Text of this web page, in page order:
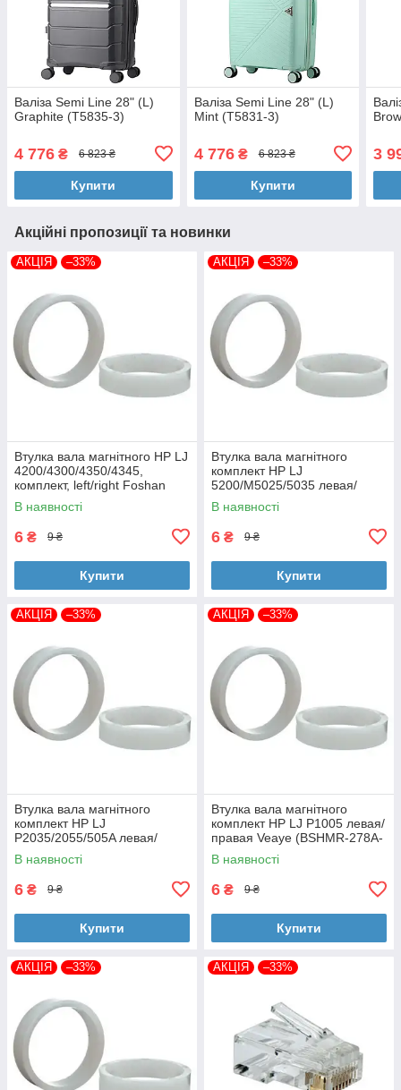
Валіза Semi Line 28" (L)
Graphite (T5835-3)
4 776 ₴ 6 823 ₴
Купити
Валіза Semi Line 28" (L)
Mint (T5831-3)
4 776₴ 6 823 ₴
Купити
3
Акційні пропозиції та новинки
АКЦІЯ –33%
Втулка вала магнітного HP LJ
4200/4300/4350/4345,
комплект, left/right Foshan
(MAG-1338A-BSH-Foshan)
В наявності
6 ₴ 9 ₴
Купити
АКЦІЯ –33%
Втулка вала магнітного
комплект HP LJ
5200/M5025/5035 левая/
правая Foshan (MAG-7516A-
BSH-Foshan)
В наявності
6 ₴ 9 ₴
Купити
АКЦІЯ –33%
Втулка вала магнітного
комплект HP LJ
P2035/2055/505A левая/
правая Veaye (BSHMR-505A-
VE)
В наявності
6 ₴ 9 ₴
Купити
АКЦІЯ –33%
Втулка вала магнітного
комплект HP LJ P1005 левая/
правая Veaye (BSHMR-278A-
VE)
В наявності
6 ₴ 9 ₴
Купити
АКЦІЯ –33% АКЦІЯ –33%